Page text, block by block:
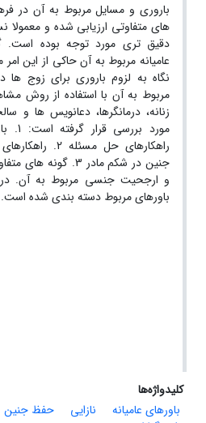
باروری و مسایل مربوط به آن در
های متفاوتی ارزیابی شده و
دقیق تری مورد توجه بوده است.
عامیانه مربوط به آن حاکی از این
نگاه به لزوم باروری برای زوج
مربوط به آن با استفاده از روش
زنانه، درمانگرها، دعانویس ها و
مورد
راهکارهای حل
جنین در شکم مادر 3.
و ارجحیت جنسی مربوط به آن.
باورهای مربوط دسته بندی شده است.
کلیدواژه‌ها
باورهای عامیانه
نازایی حفظ جنین